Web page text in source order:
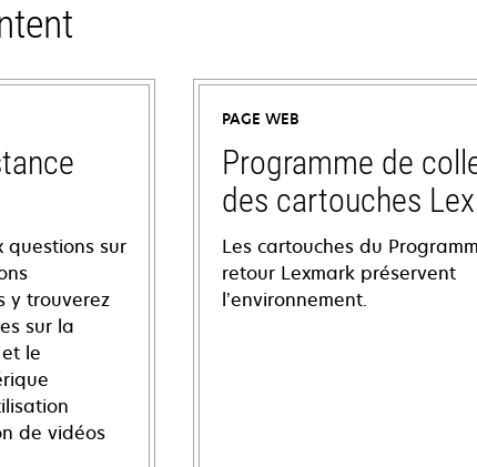
questions sur
y trouverez
sur la
le
de vidéos
PAGE WEB
Programme de
des cartouches
Les cartouches du
retour Lexmark préservent
l’environnement.